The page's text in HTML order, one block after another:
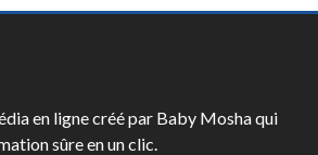
en ligne créé par Baby Mosha qui
sûre en un clic.